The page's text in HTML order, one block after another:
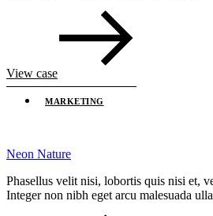
View case
MARKETING
Neon Nature
Phasellus velit nisi, lobortis quis nisi et,
Integer non nibh eget arcu malesuada